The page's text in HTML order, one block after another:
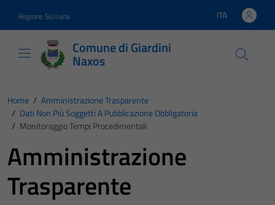
Regione Siciliana Lingua attiva:
ITA
Comune di Giardini
Naxos
Home / Amministrazione Trasparente
/ Dati Non Più Soggetti A Pubblicazione Obbligatoria
/ Monitoraggio Tempi Procedimentali
Amministrazione
Trasparente